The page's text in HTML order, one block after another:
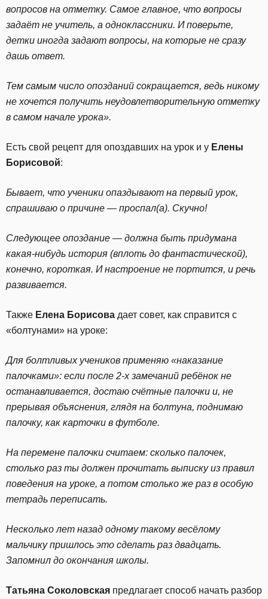
вопросов на отметку. Самое главное, что вопросы
задаёт не учитель, а одноклассники. И поверьте,
детки иногда задают вопросы, на которые не сразу
дашь ответ.
Тем самым число опозданий сокращается, ведь никому
не хочется получить неудовлетворительную отметку
в самом начале урока».
Есть свой рецепт для опоздавших на урок и у Елены
Борисовой:
Бывает, что ученики опаздывают на первый урок,
спрашиваю о причине — проспал(а). Скучно!
Следующее опоздание — должна быть придумана
какая-нибудь история (вплоть до фантастической),
конечно, короткая. И настроение не портится, и речь
развивается.
Также Елена Борисова дает совет, как справится с
«болтунами» на уроке:
Для болтливых учеников применяю «наказание
палочками»: если после 2-х замечаний ребёнок не
останавливается, достаю счётные палочки и, не
прерывая объяснения, глядя на болтуна, поднимаю
палочку, как карточки в футболе.
На перемене палочки считаем: сколько палочек,
столько раз ты должен прочитать выписку из правил
поведения на уроке, а потом столько же раз в особую
тетрадь переписать.
Несколько лет назад одному такому весёлому
мальчику пришлось это сделать раз двадцать.
Запомнил до окончания школы.
Татьяна Соколовская предлагает способ начать разбор